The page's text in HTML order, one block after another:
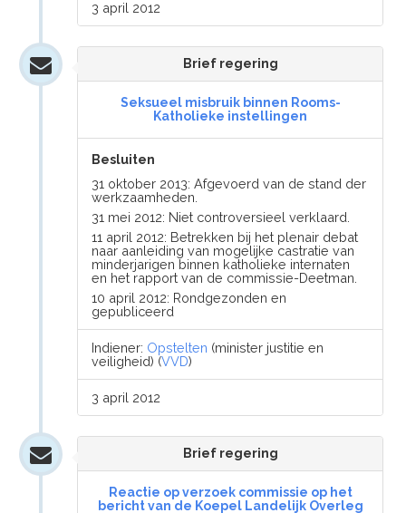
3 april 2012
Brief regering
Seksueel misbruik binnen Rooms-
Katholieke instellingen
Besluiten
31 oktober 2013: Afgevoerd van de stand der
werkzaamheden.
31 mei 2012: Niet controversieel verklaard.
11 april 2012: Betrekken bij het plenair debat
naar aanleiding van mogelijke castratie van
minderjarigen binnen katholieke internaten
en het rapport van de commissie-Deetman.
10 april 2012: Rondgezonden en
gepubliceerd
Indiener: Opstelten (minister justitie en
veiligheid) (VVD)
3 april 2012
Brief regering
Reactie op verzoek commissie op het
bericht van de Koepel Landelijk Overleg